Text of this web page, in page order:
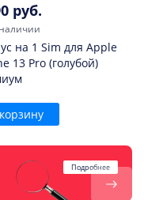
руб.
на 1 Sim для Apple
13 Pro (голубой)
Подробнее